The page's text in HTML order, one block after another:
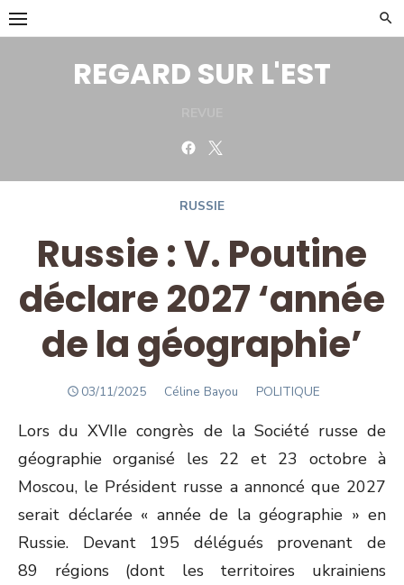
Skip
to
REGARD SUR L'EST
Facebook
RUSSIE
Russie : V. Poutine
déclare 2027 ‘année
de la géographie’
POSTED
03/11/2025 Author
Céline Bayou POLITIQUE
Lors du XVIIe congrès de la Société russe de
géographie organisé les 22 et 23 octobre à
Moscou, le Président russe a annoncé que 2027
serait déclarée « année de la géographie » en
Russie. Devant 195 délégués provenant de
89 régions (dont les territoires ukrainiens